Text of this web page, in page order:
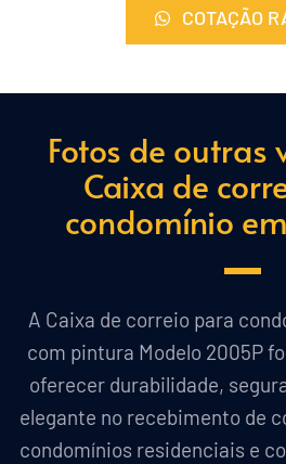
COTAÇÃO
Fotos de outras
Caixa de
condomínio
A Caixa de correio para
com pintura Modelo 2005P
oferecer durabilidade,
elegante no recebimento de
condomínios residenciais e